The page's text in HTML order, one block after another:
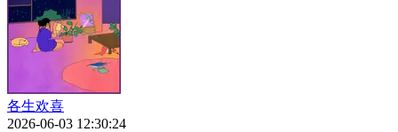
各生欢喜
2026-06-03 12:30:24